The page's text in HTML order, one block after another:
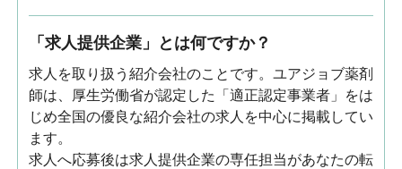
「求人提供企業」とは何ですか？
求人を取り扱う紹介会社のことです。ユアジョブ薬剤
師は、厚生労働省が認定した「適正認定事業者」をは
じめ全国の優良な紹介会社の求人を中心に掲載してい
ます。
求人へ応募後は求人提供企業の専任担当があなたの転